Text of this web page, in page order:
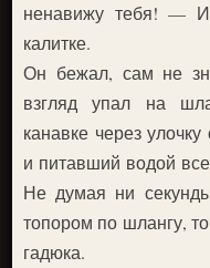
ненавижу тебя! —
калитке.
Он бежал, сам не
взгляд упал на
канавке через
и питавший водой
Не думая ни
топором по шлангу,
гадюка.